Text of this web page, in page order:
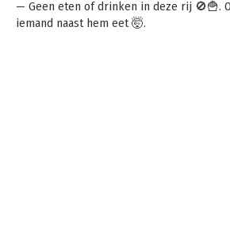
— Geen eten of drinken in deze rij 🚫🍟.
iemand naast hem eet 🤯.